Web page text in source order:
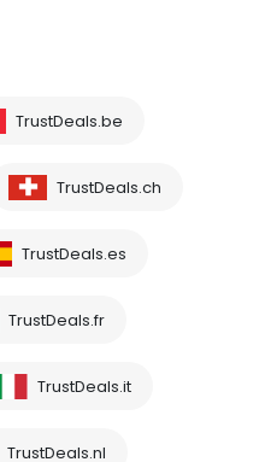
TrustDeals.be
TrustDeals.ch
TrustDeals.es
TrustDeals.fr
TrustDeals.it
TrustDeals.nl